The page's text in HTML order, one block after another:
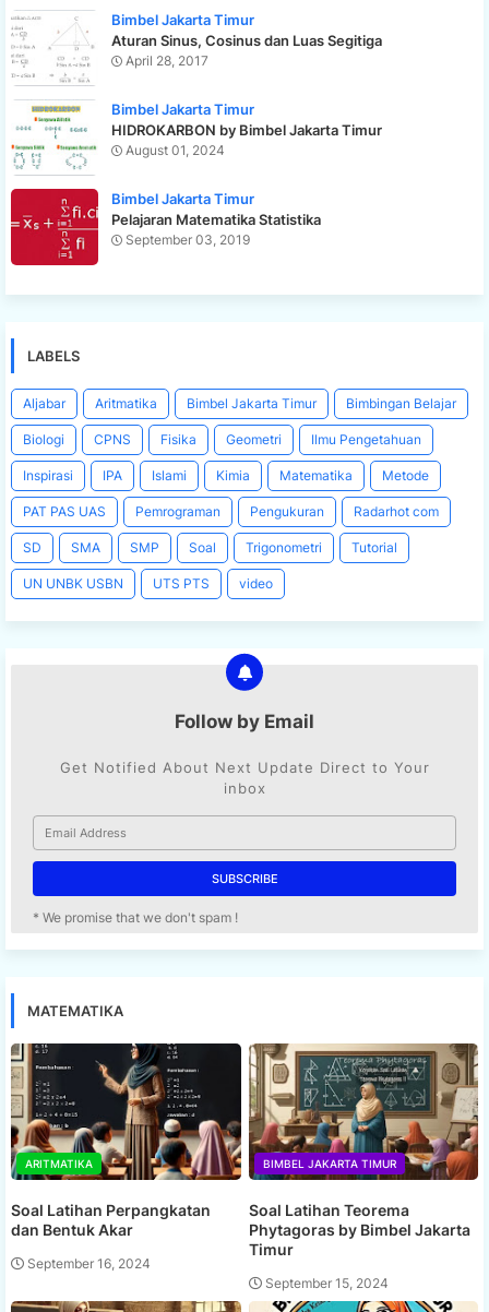
Bimbel Jakarta Timur
Aturan Sinus, Cosinus dan Luas Segitiga
April 28, 2017
Bimbel Jakarta Timur
HIDROKARBON by Bimbel Jakarta Timur
August 01, 2024
Bimbel Jakarta Timur
Pelajaran Matematika Statistika
September 03, 2019
LABELS
Aljabar Aritmatika Bimbel Jakarta Timur Bimbingan Belajar
Biologi CPNS Fisika Geometri Ilmu Pengetahuan
Inspirasi IPA Islami Kimia Matematika Metode
PAT PAS UAS Pemrograman Pengukuran Radarhot com
SD SMA SMP Soal Trigonometri Tutorial
UN UNBK USBN UTS PTS video
Follow by Email
Get Notified About Next Update Direct to Your
inbox
* We promise that we don't spam !
MATEMATIKA
ARITMATIKA
Soal Latihan Perpangkatan
dan Bentuk Akar
September 16, 2024
BIMBEL JAKARTA TIMUR
Soal Latihan Teorema
Phytagoras by Bimbel Jakarta
Timur
September 15, 2024